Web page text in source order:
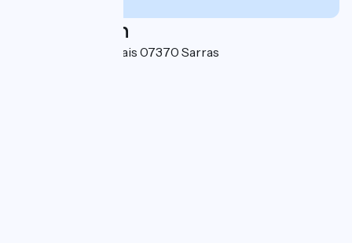
Localisation
30 avenue du Vivarais 07370 Sarras